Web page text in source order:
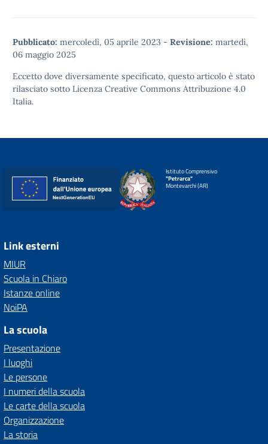
Pubblicato: mercoledì, 05 aprile 2023 - Revisione: martedì,
06 maggio 2025
Eccetto dove diversamente specificato, questo articolo è stato
rilasciato sotto Licenza Creative Commons Attribuzione 4.0
Italia.
Istituto Comprensivo
"Petrarca"
Montevarchi (AR)
Link esterni
MIUR
Scuola in Chiaro
Istanze online
NoiPA
La scuola
Presentazione
I luoghi
Le persone
I numeri della scuola
Le carte della scuola
Organizzazione
La storia